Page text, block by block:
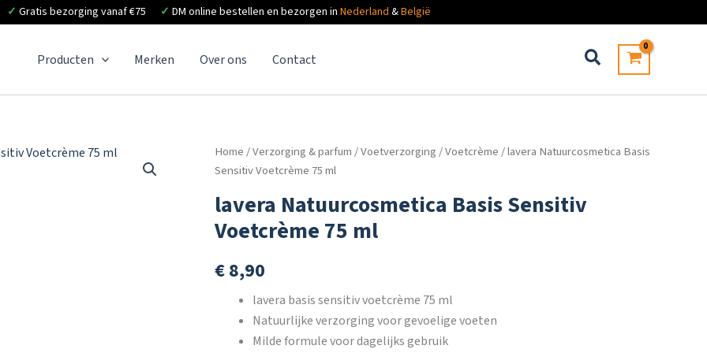
✓ Gratis bezorging vanaf €75 ✓ DM online bestellen en bezorgen in Nederland &België
Producten Merken Over ons Contact
Home/Verzorging & parfum/Voetverzorging/Voetcrème/ lavera Natuurcosmetica Basis
Sensitiv Voetcrème 75 ml
lavera Natuurcosmetica Basis Sensitiv
Voetcrème 75 ml
€8,90
lavera basis sensitiv voetcrème 75 ml
Natuurlijke verzorging voor gevoelige voeten
Milde formule voor dagelijks gebruik